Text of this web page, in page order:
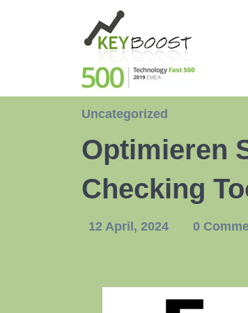
Uncategorized
Optimieren
Checking
12 April, 2024 0